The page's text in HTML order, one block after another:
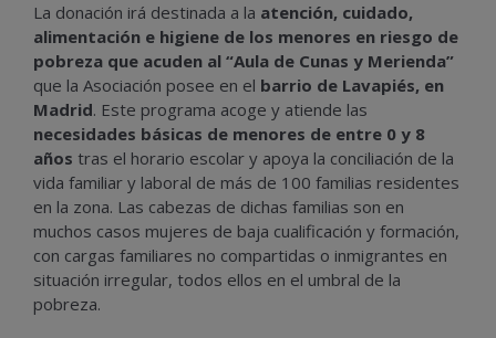
La donación irá destinada a la atención, cuidado,
alimentación e higiene de los menores en riesgo de
pobreza que acuden al “Aula de Cunas y Merienda”
que la Asociación posee en el barrio de Lavapiés, en
Madrid. Este programa acoge y atiende las
necesidades básicas de menores de entre 0 y 8
años tras el horario escolar y apoya la conciliación de la
vida familiar y laboral de más de 100 familias residentes
en la zona. Las cabezas de dichas familias son en
muchos casos mujeres de baja cualificación y formación,
con cargas familiares no compartidas o inmigrantes en
situación irregular, todos ellos en el umbral de la
pobreza.